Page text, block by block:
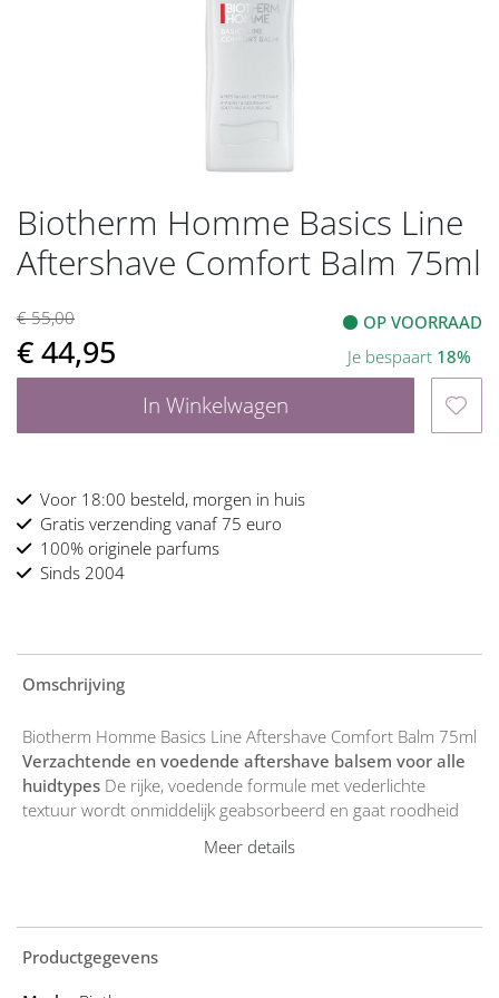
Biotherm Homme Basics Line
Aftershave Comfort Balm 75ml
€ 55,00
€ 44,95
OP VOORRAAD
Je bespaart 18%
In Winkelwagen
Voor 18:00 besteld, morgen in huis
Gratis verzending vanaf 75 euro
100% originele parfums
Sinds 2004
Omschrijving
Biotherm Homme Basics Line Aftershave Comfort Balm 75ml
Verzachtende en voedende aftershave balsem voor alle
huidtypes De rijke, voedende formule met vederlichte
textuur wordt onmiddelijk geabsorbeerd en gaat roodheid
en irritatie na het scheren tegen. De aftershave-balsem
hydrateerd de huid intensief, waardoor deze tot wel 24 uur
Biotherm, een probiotisch extract dat de huid helpt te
versterken, beschermen en kalmeren, zodat deze gezonder
Meer details
Productgegevens
Ga
naar
het
van
de
afbeeldingen-
gallerij